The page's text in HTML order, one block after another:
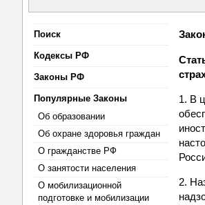
Поиск
Кодексы РФ
Законы РФ
Популярные Законы
Об образовании
Об охране здоровья граждан
О гражданстве РФ
О занятости населения
О мобилизационной
подготовке и мобилизации
1. В
2.